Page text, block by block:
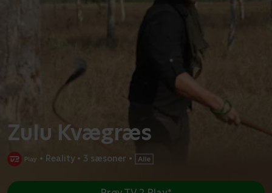
Zulu Kvægræs
• Reality • 3 sæsoner •